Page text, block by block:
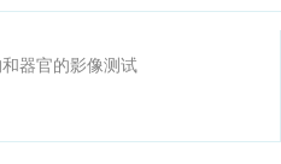
器官的影像测试